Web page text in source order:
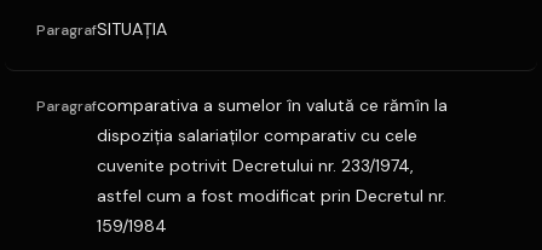
ParagrafSITUAŢIA
Paragrafcomparativa a sumelor în valută ce rămîn la
dispoziţia salariaţilor comparativ cu cele
cuvenite potrivit Decretului nr. 233/1974,
astfel cum a fost modificat prin Decretul nr.
159/1984